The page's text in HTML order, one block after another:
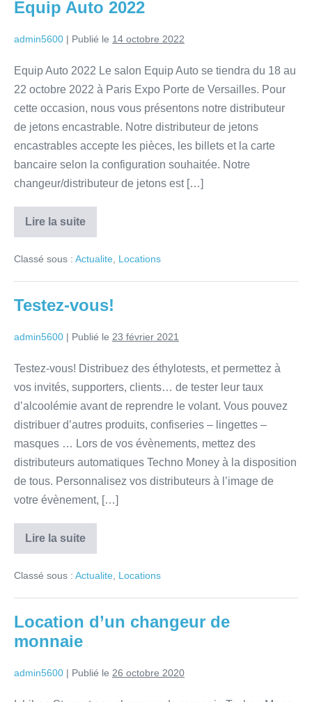
Equip Auto 2022
admin5600 | Publié le 14 octobre 2022
Equip Auto 2022 Le salon Equip Auto se tiendra du 18 au
22 octobre 2022 à Paris Expo Porte de Versailles. Pour
cette occasion, nous vous présentons notre distributeur
de jetons encastrable. Notre distributeur de jetons
encastrables accepte les pièces, les billets et la carte
bancaire selon la configuration souhaitée. Notre
changeur/distributeur de jetons est […]
Lire la suite
Classé sous : Actualite Locations
Testez-vous!
admin5600 | Publié le 23 février 2021
Testez-vous! Distribuez des éthylotests, et permettez à
vos invités, supporters, clients… de tester leur taux
d’alcoolémie avant de reprendre le volant. Vous pouvez
distribuer d’autres produits, confiseries – lingettes –
masques … Lors de vos évènements, mettez des
distributeurs automatiques Techno Money à la disposition
de tous. Personnalisez vos distributeurs à l’image de
votre évènement, […]
Lire la suite
Classé sous : Actualite Locations
Location d’un changeur de
monnaie
admin5600 | Publié le 26 octobre 2020